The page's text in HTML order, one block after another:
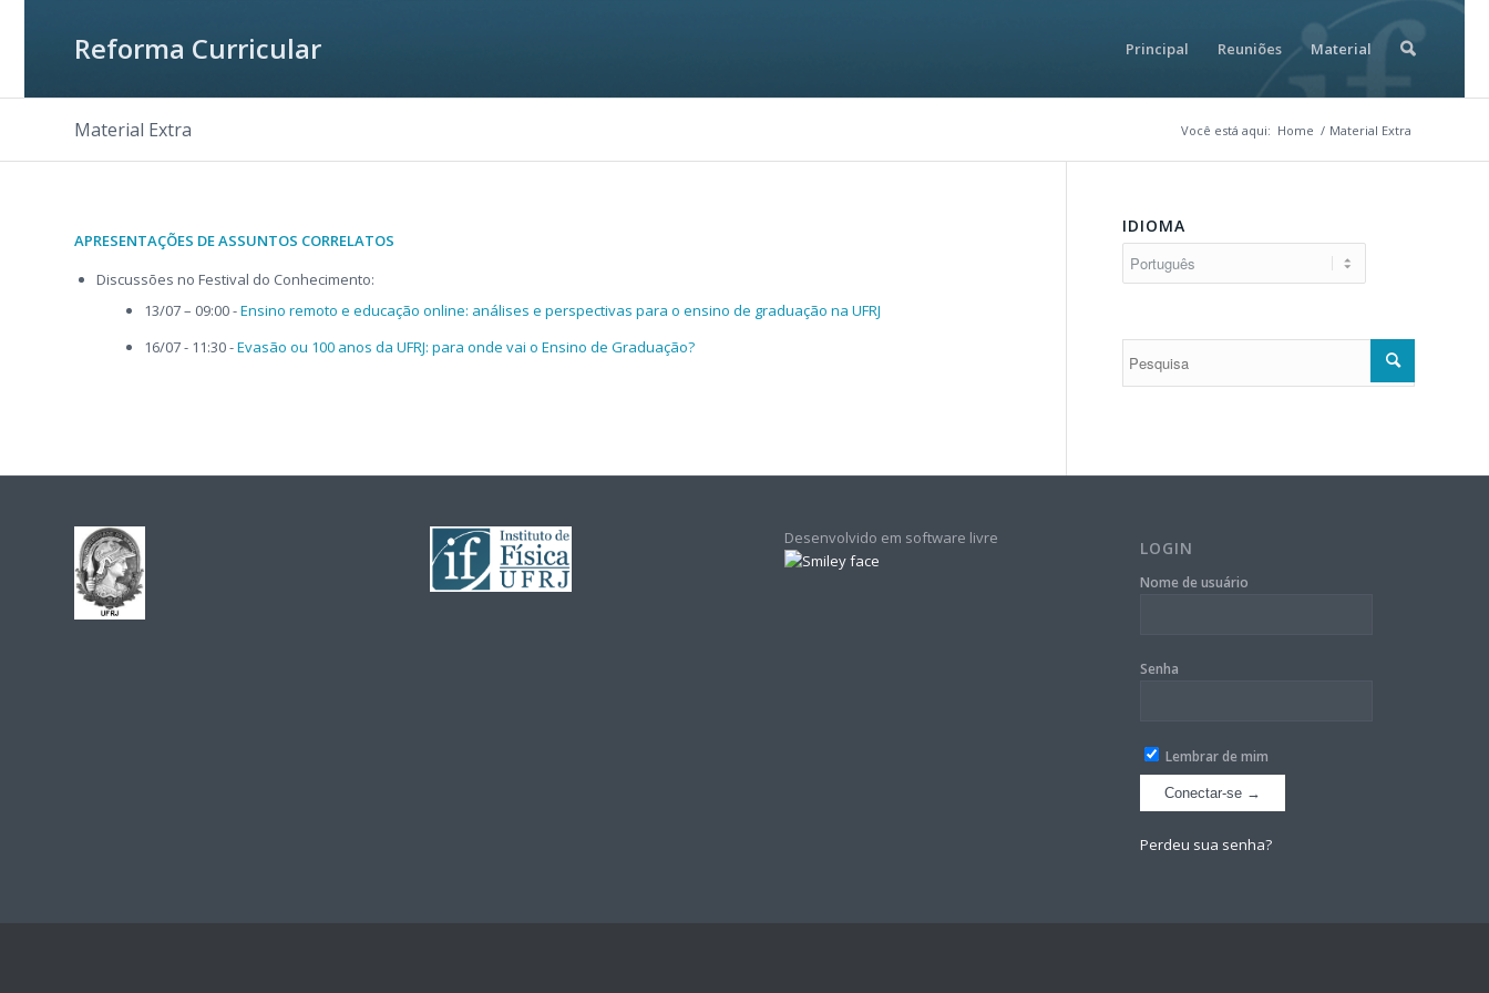
Reforma Curricular Principal Reuniões Material
Material Extra Você está aqui: Home / Material Extra
APRESENTAÇÕES DE ASSUNTOS CORRELATOS
Discussões no Festival do Conhecimento:​
13/07 – 09:00 -Ensino remoto e educação online: análises e perspectivas para o ensino de graduação na UFRJ
16/07 - 11:30 -Evasão ou 100 anos da UFRJ: para onde vai o Ensino de Graduação?
IDIOMA
Desenvolvido em software livre LOGIN
Nome de usuário
Senha
Lembrar de mim
Perdeu sua senha?